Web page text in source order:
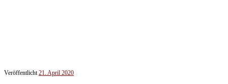
Veröffentlicht21. April 2020